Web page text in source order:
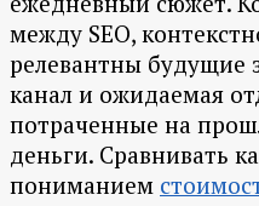
между SEO,
релевантны будущие
канал и ожидаемая
потраченные на
деньги. Сравнивать
пониманием